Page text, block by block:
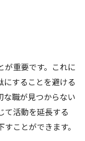
が重要です。これに
にすることを避ける
な職が見つからない
て活動を延長する
ことができます。